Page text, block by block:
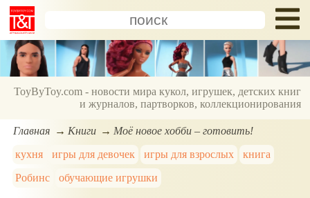
ToyByToy.com - новости мира кукол, игрушек, детских книг
и журналов, партворков, коллекционирования
Главная Книги
Моё новое хобби – готовить!
кухня
игры для девочек игры для взрослых
книга
Робинс
обучающие игрушки